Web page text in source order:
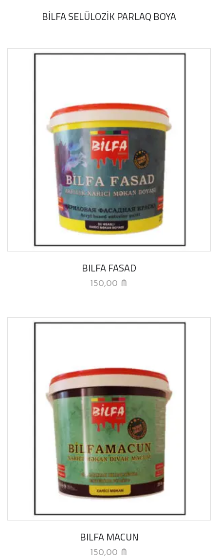
BİLFA SELÜLOZİK PARLAQ BOYA
BILFA FASAD
150,00 ₼
BILFA MACUN
150,00 ₼